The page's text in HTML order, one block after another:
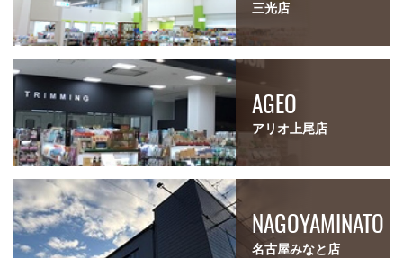
三光店
AGEO
アリオ上尾店
NAGOYAMINATO
名古屋みなと店